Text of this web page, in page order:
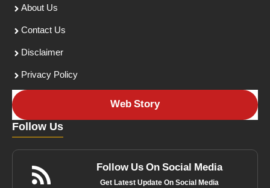
About Us
Contact Us
Disclaimer
Privacy Policy
Web Story
Follow Us
Follow Us On Social Media
Get Latest Update On Social Media